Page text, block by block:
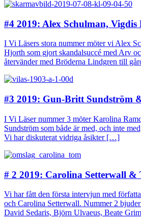
#4 2019: Alex Schulman,
I Vi Läsers stora nummer möter vi Alex
Hjorth som gjort skandalsuccé med Arv
återvänder med Bröderna Lindgren till
#3 2019: Gun-Britt Sundström
I Vi Läser nummer 3 möter Karolina
Sundström som både är med, och inte
Vi har diskuterat vidriga åsikter […]
# 2 2019: Carolina Setterwall &
Vi har fått den första intervjun med
och Carolina Setterwall. Nummer 2
David Sedaris, Björn Ulvaeus, Beate